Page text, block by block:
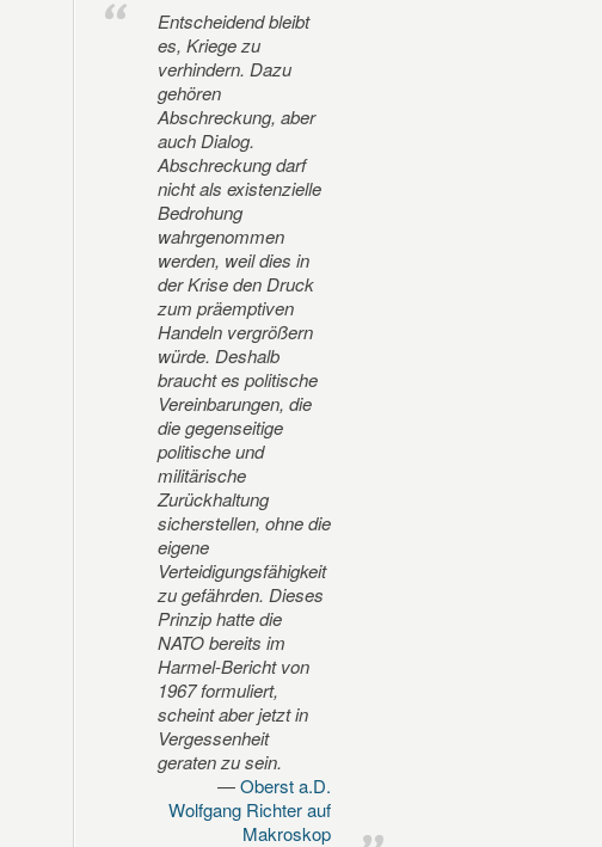
Entscheidend bleibt
es, Kriege zu
verhindern. Dazu
gehören
Abschreckung, aber
auch Dialog.
Abschreckung darf
nicht als existenzielle
Bedrohung
wahrgenommen
werden, weil dies in
der Krise den Druck
zum präemptiven
Handeln vergrößern
würde. Deshalb
braucht es politische
Vereinbarungen, die
die gegenseitige
politische und
militärische
Zurückhaltung
sicherstellen, ohne die
eigene
Verteidigungsfähigkeit
zu gefährden. Dieses
Prinzip hatte die
NATO bereits im
Harmel-Bericht von
1967 formuliert,
scheint aber jetzt in
Vergessenheit
geraten zu sein.
Oberst a.D.
Wolfgang Richter auf
Makroskop